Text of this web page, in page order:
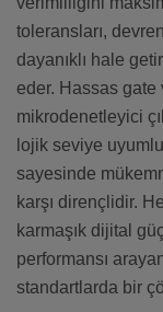
toleransları,
dayanıklı hale
eder. Hassas
mikrodenetleyici
lojik seviye
sayesinde
karşı dirençlidir.
karmaşık dijital
performansı
standartlarda bir